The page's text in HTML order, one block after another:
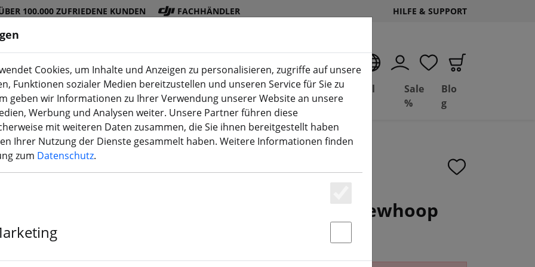
100.000 ZUFRIEDENE KUNDEN FACHHÄNDLER HILFE & SUPPORT
DJI
Shop
Akku
s
Propelle
r
Zubehö
r
3D
Druck(aktuelle Seite)
Deal
Depot
Basil
Sale
%
Blo
g
GEPRC CineLog25 FPV Cinewhoop
Cookies, um Inhalte und Anzeigen zu personalisieren, zugriffe auf unsere
Funktionen sozialer Medien bereitzustellen und unseren Service für Sie zu
geben wir Informationen zu Ihrer Verwendung unserer Website an unsere
Werbung und Analysen weiter. Unsere Partner führen diese
mit weiteren Daten zusammen, die Sie ihnen bereitgestellt haben
Ihrer Nutzung der Dienste gesammelt haben. Weitere Informationen finden
zum Datenschutz.
Essenziell